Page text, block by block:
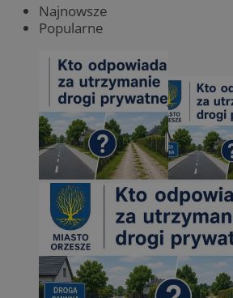
Najnowsze
Popularne